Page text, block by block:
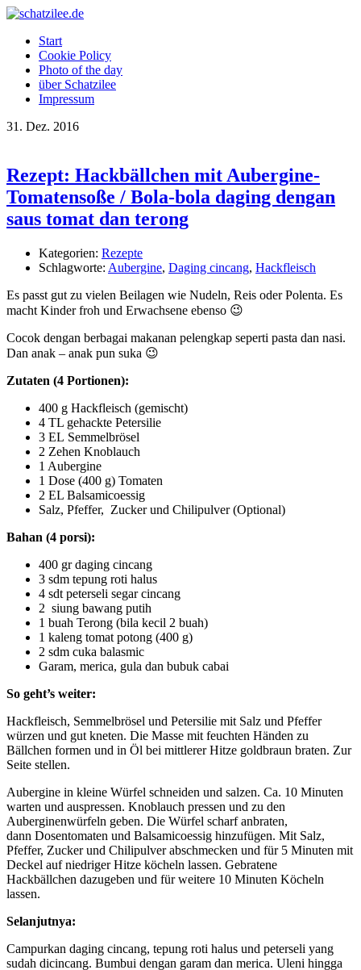
Start
Cookie Policy
Photo of the day
über Schatzilee
Impressum
31. Dez. 2016
Rezept: Hackbällchen mit Aubergine-
Tomatensoße / Bola-bola daging dengan
saus tomat dan terong
Kategorien: Rezepte
Schlagworte: Aubergine, Daging cincang, Hackfleisch
Es passt gut zu vielen Beilagen wie Nudeln, Reis oder Polenta. Es
macht Kinder froh und Erwachsene ebenso 😉
Cocok dengan berbagai makanan pelengkap seperti pasta dan nasi.
Dan anak – anak pun suka 😉
Zutaten (4 Portionen):
400 g Hackfleisch (gemischt)
4 TL gehackte Petersilie
3 EL Semmelbrösel
2 Zehen Knoblauch
1 Aubergine
1 Dose (400 g) Tomaten
2 EL Balsamicoessig
Salz, Pfeffer, Zucker und Chilipulver (Optional)
Bahan (4 porsi):
400 gr daging cincang
3 sdm tepung roti halus
4 sdt peterseli segar cincang
2 siung bawang putih
1 buah Terong (bila kecil 2 buah)
1 kaleng tomat potong (400 g)
2 sdm cuka balasmic
Garam, merica, gula dan bubuk cabai
So geht’s weiter:
Hackfleisch, Semmelbrösel und Petersilie mit Salz und Pfeffer
würzen und gut kneten. Die Masse mit feuchten Händen zu
Bällchen formen und in Öl bei mittlerer Hitze goldbraun braten. Zur
Seite stellen.
Aubergine in kleine Würfel schneiden und salzen. Ca. 10 Minuten
warten und auspressen. Knoblauch pressen und zu den
Auberginenwürfeln geben. Die Würfel scharf anbraten,
dann Dosentomaten und Balsamicoessig hinzufügen. Mit Salz,
Pfeffer, Zucker und Chilipulver abschmecken und für 5 Minuten mit
Deckel auf niedriger Hitze köcheln lassen. Gebratene
Hackbällchen dazugeben und für weitere 10 Minuten Köcheln
lassen.
Selanjutnya:
Campurkan daging cincang, tepung roti halus und peterseli yang
sudah dicincang. Bumbui dengan garam dan merica. Uleni hingga